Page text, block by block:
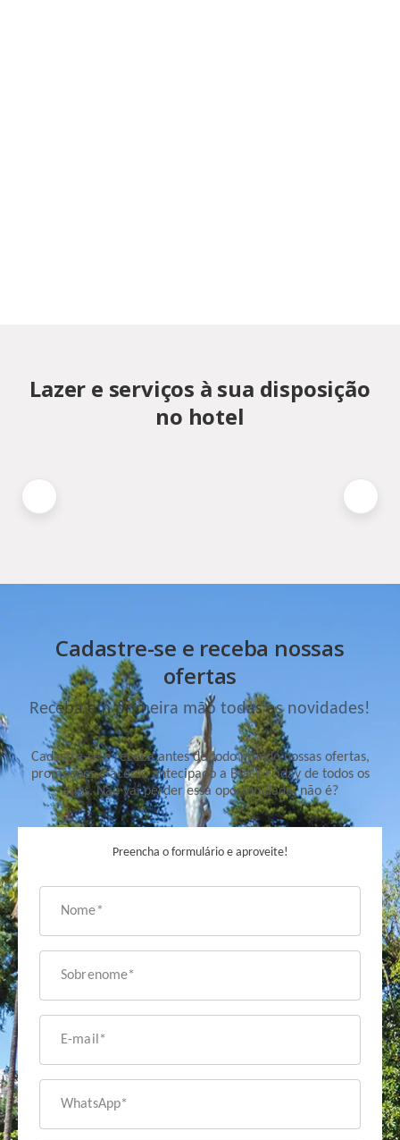
Lazer e serviços à sua disposição
no hotel
Cadastre-se e receba nossas
ofertas
Receba em primeira mão todas as novidades!
Cadastre-se e receba antes de todo mundo nossas ofertas,
promoções e acesso antecipado a Black Friday de todos os
anos. Não vai perder essa oportunidade, não é?
Preencha o formulário e aproveite!
Nome*
Sobrenome*
E-mail*
WhatsApp*